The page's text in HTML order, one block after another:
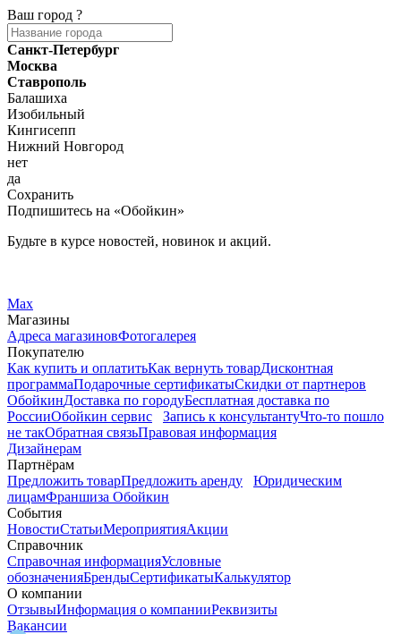
Ваш город ?
Санкт-Петербург
Москва
Ставрополь
Балашиха
Изобильный
Кингисепп
Нижний Новгород
нет
да
Сохранить
Подпишитесь на «Обойкин»
Будьте в курсе новостей, новинок и акций.
Max
Магазины
Адреса магазиновФотогалерея
Покупателю
Как купить и оплатитьКак вернуть товарДисконтная
программаПодарочные сертификатыСкидки от партнеров
ОбойкинДоставка по городуБесплатная доставка по
РоссииОбойкин сервис Запись к консультантуЧто-то пошло
не такОбратная связьПравовая информация
Дизайнерам
Партнёрам
Предложить товарПредложить аренду
Юридическим
лицамФраншиза Обойкин
События
НовостиСтатьиМероприятияАкции
Справочник
Справочная информацияУсловные
обозначенияБрендыСертификатыКалькулятор
О компании
ОтзывыИнформация о компанииРеквизиты
Вакансии